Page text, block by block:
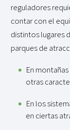
reguladores
contar con el
distintos lugares
parques de
En
otras
En los
en ciertas